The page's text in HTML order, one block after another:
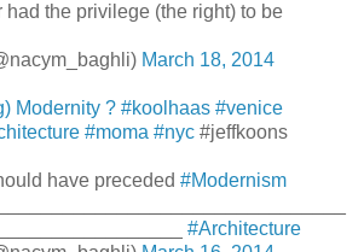
had the privilege (the right) to be
March 18, 2014
Modernity ? #koolhaas #venice
#moma #nyc #jeffkoons
have preceded #Modernism
#Architecture